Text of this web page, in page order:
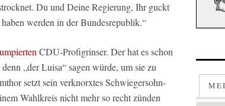
Du und Deine Regierung, Ihr guckt
werden in der Bundesrepublik.“
CDU-Profigrinser. Der hat es schon
„der Luisa“ sagen würde, um sie zu
setzt sein verknorxtes Schwiegersohn-
Wahlkreis nicht mehr so recht zünden